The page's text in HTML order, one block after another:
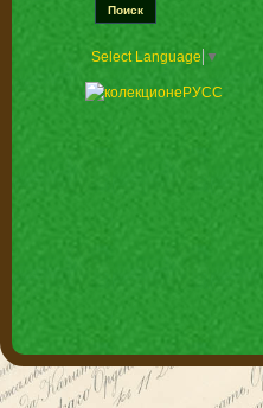
Select Language ▼